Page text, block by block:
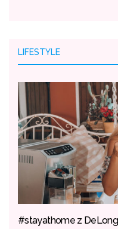
LIFESTYLE
#stayathome z